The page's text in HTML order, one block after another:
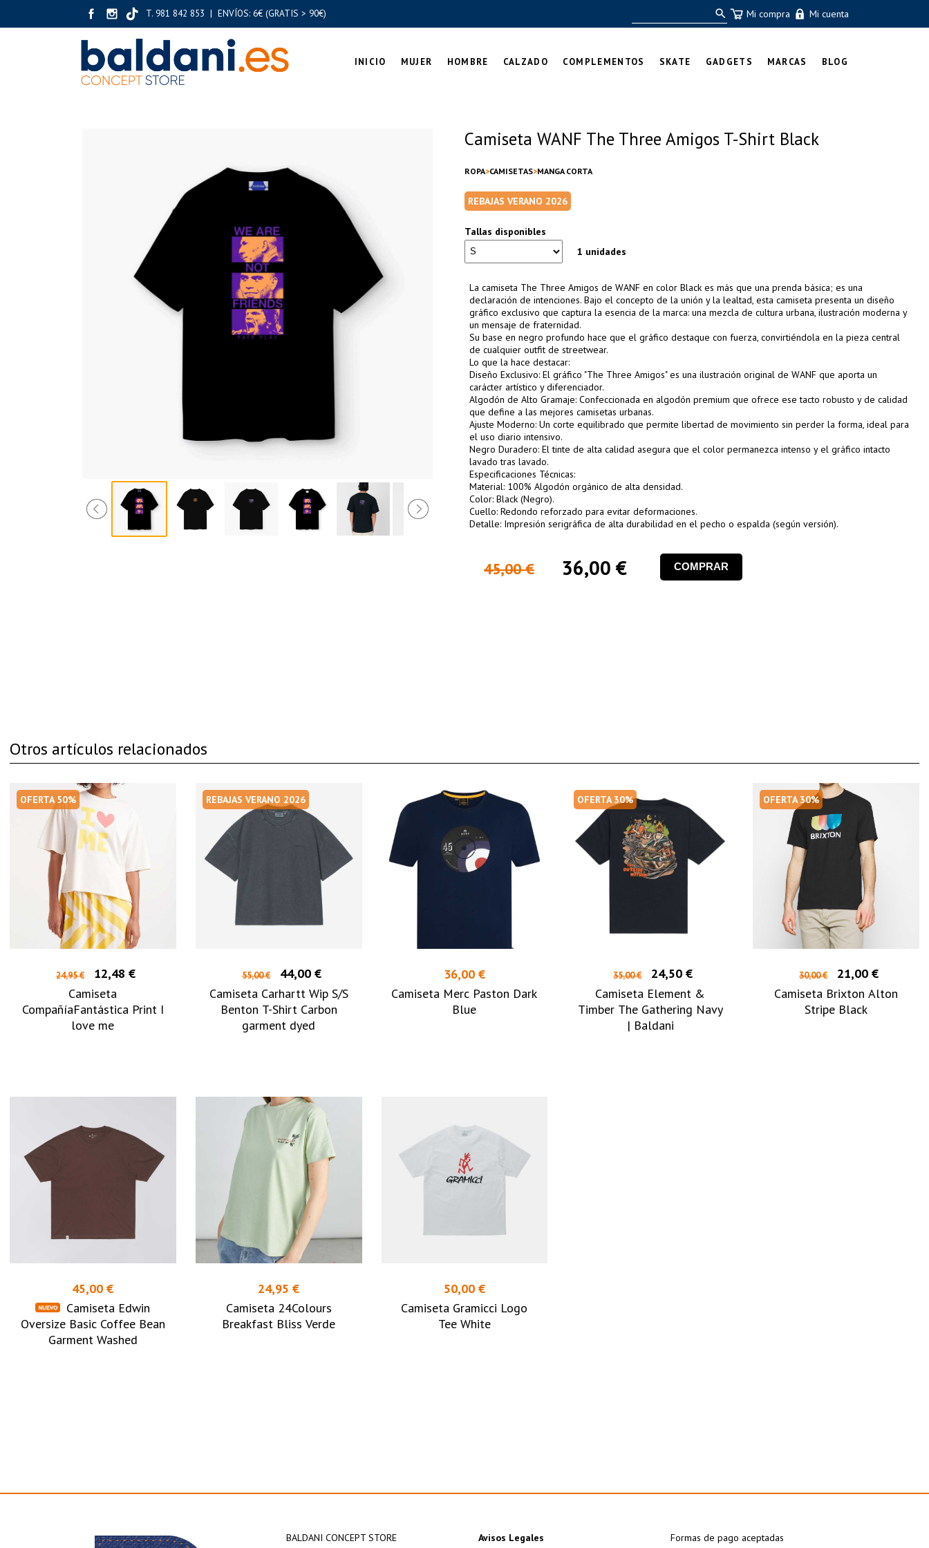
T. 981 842 853 | ENVÍOS: 6€ (GRATIS > 90€) Mi compra Mi cuenta
INICIO MUJER HOMBRE CALZADO COMPLEMENTOS SKATE GADGETS MARCAS BLOG
Camiseta WANF The Three Amigos T-Shirt Black
ROPA CAMISETAS MANGA CORTA
REBAJAS VERANO 2026
Tallas disponibles
1 unidades
La camiseta The Three Amigos de WANF en color Black es más que una prenda básica; es una
declaración de intenciones. Bajo el concepto de la unión y la lealtad, esta camiseta presenta un diseño
gráfico exclusivo que captura la esencia de la marca: una mezcla de cultura urbana, ilustración moderna y
un mensaje de fraternidad.
Su base en negro profundo hace que el gráfico destaque con fuerza, convirtiéndola en la pieza central
de cualquier outfit de streetwear.
Lo que la hace destacar:
Diseño Exclusivo: El gráfico "The Three Amigos" es una ilustración original de WANF que aporta un
carácter artístico y diferenciador.
Algodón de Alto Gramaje: Confeccionada en algodón premium que ofrece ese tacto robusto y de calidad
que define a las mejores camisetas urbanas.
Ajuste Moderno: Un corte equilibrado que permite libertad de movimiento sin perder la forma, ideal para
el uso diario intensivo.
Negro Duradero: El tinte de alta calidad asegura que el color permanezca intenso y el gráfico intacto
lavado tras lavado.
Especificaciones Técnicas:
Material: 100% Algodón orgánico de alta densidad.
Color: Black (Negro).
Cuello: Redondo reforzado para evitar deformaciones.
Detalle: Impresión serigráfica de alta durabilidad en el pecho o espalda (según versión).
45,00 € 36,00 € COMPRAR
Otros artículos relacionados
OFERTA 50%
24,95 €
12,48 €
Camiseta
CompañíaFantástica Print I
love me
REBAJAS VERANO 2026
55,00 €
44,00 €
Camiseta Carhartt Wip S/S
Benton T-Shirt Carbon
garment dyed
36,00 €
Camiseta Merc Paston Dark
Blue
OFERTA 30%
35,00 €
24,50 €
Camiseta Element &
Timber The Gathering Navy
| Baldani
OFERTA 30%
30,00 €
21,00 €
Camiseta Brixton Alton
Stripe Black
45,00 €
Camiseta Edwin
Oversize Basic Coffee Bean
Garment Washed
24,95 €
Camiseta 24Colours
Breakfast Bliss Verde
50,00 €
Camiseta Gramicci Logo
Tee White
BALDANI CONCEPT STORE
Avisos Legales
Formas de pago aceptadas